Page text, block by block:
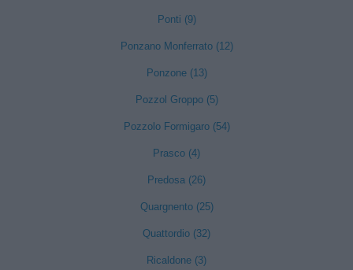
Ponti (9)
Ponzano Monferrato (12)
Ponzone (13)
Pozzol Groppo (5)
Pozzolo Formigaro (54)
Prasco (4)
Predosa (26)
Quargnento (25)
Quattordio (32)
Ricaldone (3)